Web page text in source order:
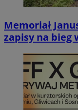
Memoriał
zapisy na bieg